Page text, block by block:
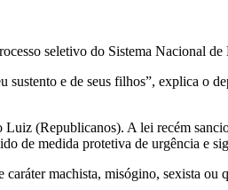
seletivo do Sistema Nacional
e de seus filhos”, explica o
(Republicanos). A lei recém
de medida protetiva de urgência e
machista, misógino, sexista ou